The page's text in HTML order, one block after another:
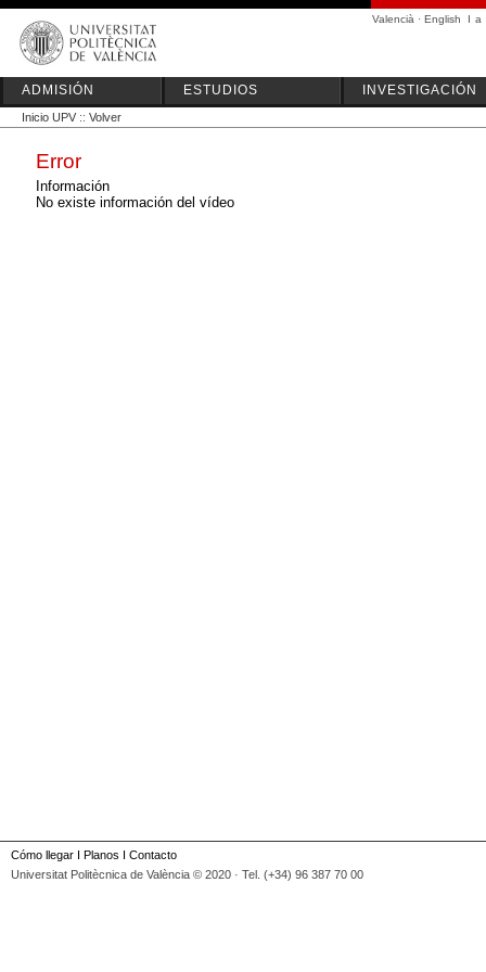
Valencià · English I a
ADMISIÓN ESTUDIOS INVESTIGACIÓN
Inicio UPV :: Volver
Error
Información
No existe información del vídeo
Cómo llegar I Planos I Contacto
Universitat Politècnica de València © 2020 · Tel. (+34) 96 387 70 00